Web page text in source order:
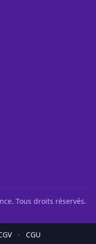
Tous droits réservés.
· CGU